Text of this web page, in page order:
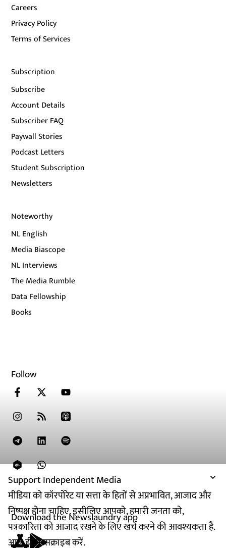
Support Independent Media
मीडिया को कॉरपोरेट या सत्ता के हितों से अप्रभावित, आजाद और
निष्पक्ष होना चाहिए. इसीलिए आपको, हमारी जनता को,
पत्रकारिता को आजाद रखने के लिए खर्च करने की आवश्यकता है.
आज ही सब्सक्राइब करें.
Careers
Privacy Policy
Terms of Services
Subscription
Subscribe
Account Details
Subscriber FAQ
Paywall Stories
Podcast Letters
Student Subscription
Newsletters
Noteworthy
NL English
Media Biascope
NL Interviews
The Media Rumble
Data Fellowship
Books
Follow
Download the Newslaundry app